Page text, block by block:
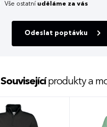
Vše ostatní uděláme za vás
Odeslat poptávku
Souvisejícíprodukty a